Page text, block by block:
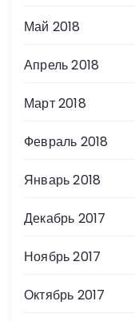
Май 2018
Апрель 2018
Март 2018
Февраль 2018
Январь 2018
Декабрь 2017
Ноябрь 2017
Октябрь 2017